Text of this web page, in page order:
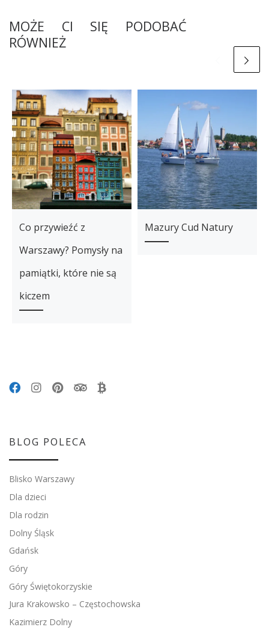
MOŻE CI SIĘ PODOBAĆ
RÓWNIEŻ
Co przywieźć z
Warszawy? Pomysły na
pamiątki, które nie są
kiczem
Mazury Cud Natury
BLOG POLECA
Blisko Warszawy
Dla dzieci
Dla rodzin
Dolny Śląsk
Gdańsk
Góry
Góry Świętokorzyskie
Jura Krakowsko – Częstochowska
Kazimierz Dolny